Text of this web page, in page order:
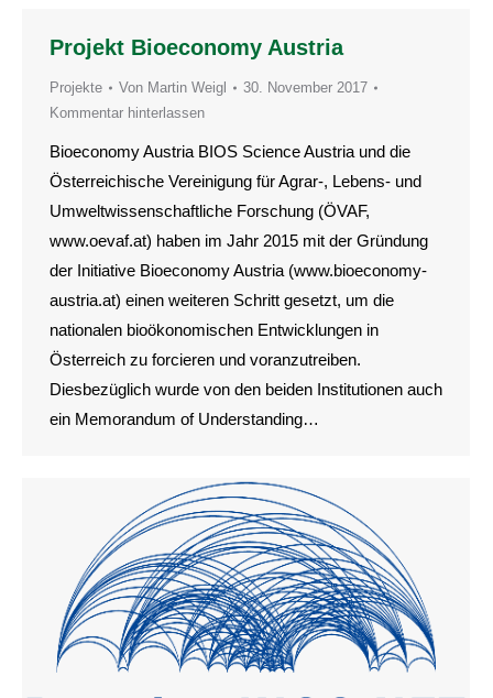
Projekt Bioeconomy Austria
Projekte Von Martin Weigl
30. November 2017
Kommentar hinterlassen
Bioeconomy Austria BIOS Science Austria und die
Österreichische Vereinigung für Agrar-, Lebens- und
Umweltwissenschaftliche Forschung (ÖVAF,
www.oevaf.at) haben im Jahr 2015 mit der Gründung
der Initiative Bioeconomy Austria (www.bioeconomy-
austria.at) einen weiteren Schritt gesetzt, um die
nationalen bioökonomischen Entwicklungen in
Österreich zu forcieren und voranzutreiben.
Diesbezüglich wurde von den beiden Institutionen auch
ein Memorandum of Understanding…